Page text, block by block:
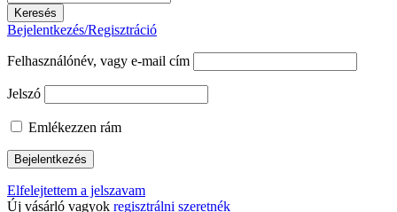
Bejelentkezés/Regisztráció
Felhasználónév, vagy e-mail cím
Jelszó
Emlékezzen rám
Elfelejtettem a jelszavam
Új vásárló vagyok regisztrálni szeretnék